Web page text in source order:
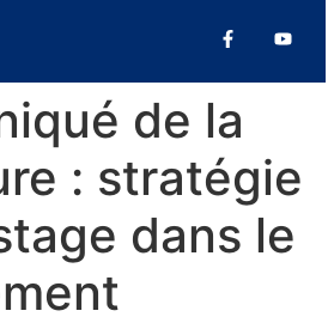
de la
: stratégie
dans le